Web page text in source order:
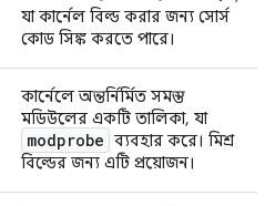
যা কার্নেল বিল্ড করার জন্য সোর্স
কোড সিঙ্ক করতে পারে।
কার্নেলে অন্তর্নির্মিত সমস্ত
মডিউলের একটি তালিকা, যা
modprobe ব্যবহার করে। মিশ্র
বিল্ডের জন্য এটি প্রয়োজন।